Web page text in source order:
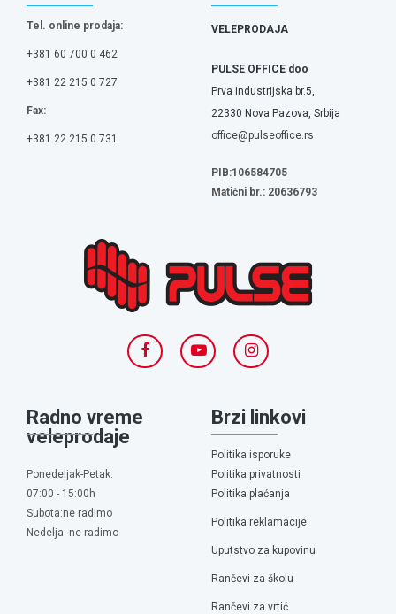
Tel. online prodaja:
+381 60 700 0 462
+381 22 215 0 727
Fax:
+381 22 215 0 731
VELEPRODAJA
PULSE OFFICE doo
Prva industrijska br.5,
22330 Nova Pazova, Srbija
office@pulseoffice.rs
PIB:106584705
Matični br.: 20636793
Radno vreme
veleprodaje
Ponedeljak-Petak:
07:00 - 15:00h
Subota:ne radimo
Nedelja: ne radimo
Brzi linkovi
Politika isporuke
Politika privatnosti
Politika plaćanja
Politika reklamacije
Uputstvo za kupovinu
Rančevi za školu
Rančevi za vrtić